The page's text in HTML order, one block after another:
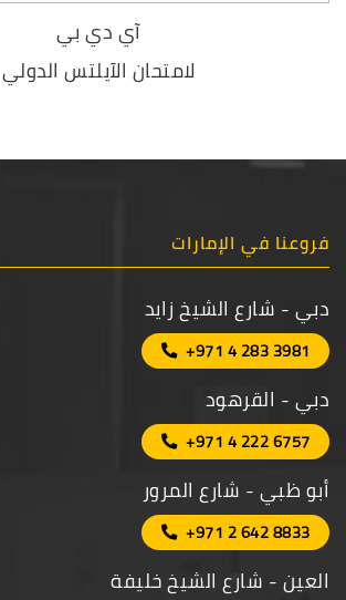
آي دي بي
لامتحان الآيلتس الدولي
فروعنا في الإمارات
دبي - شارع الشيخ زايد
+971 4 283 3981
دبي - القرهود
+971 4 222 6757
أبو ظبي - شارع المرور
+971 2 642 8833
العين - شارع الشيخ خليفة